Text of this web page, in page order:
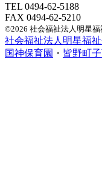
TEL 0494-62-5188
FAX 0494-62-5210
©2026 社会福祉法人明星福
社会福祉法人明星福
国神保育園 ・ 皆野町